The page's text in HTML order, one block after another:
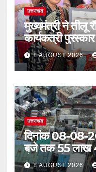
उत्तराखंड
मुख्यमंत्री ने तीलू
कार्यकत्री
सम्मानित
8 AUGUST 2026
उत्तराखंड
दिनांक 08-08-
बजे तक 55 लाख
लेकर अपने गंतव्य
8 AUGUST 2026